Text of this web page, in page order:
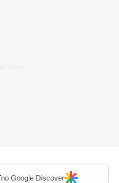
no Google Discover